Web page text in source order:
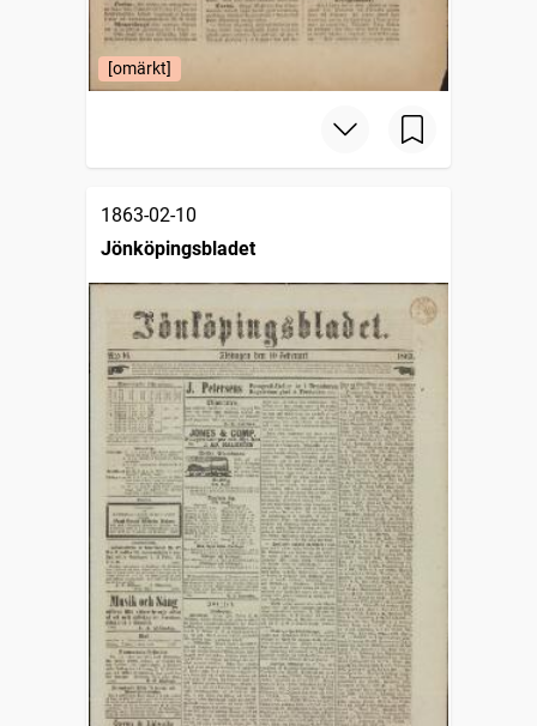
[omärkt]
1863-02-10
Jönköpingsbladet